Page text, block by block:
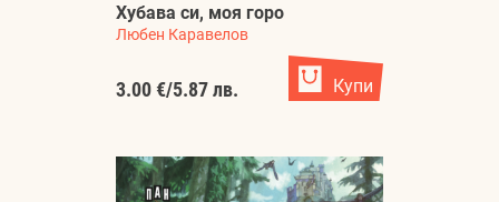
Хубава си, моя горо
Любен Каравелов
3.00 €/5.87 лв. Купи